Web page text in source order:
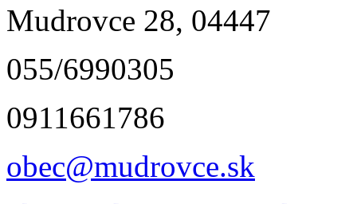
Mudrovce 28, 04447
055/6990305
0911661786
obec@mudrovce.sk